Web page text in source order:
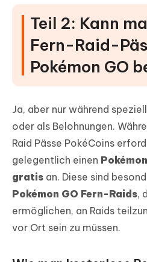
Teil 2: Kann
Fern-Raid-
Pokémon GO
Ja, aber nur während
oder als Belohnungen.
Raid Pässe PokéCoins
gelegentlich einen
gratis an. Diese sind
Pokémon GO Fern-Raids,
ermöglichen, an Raids
vor Ort sein zu müssen.